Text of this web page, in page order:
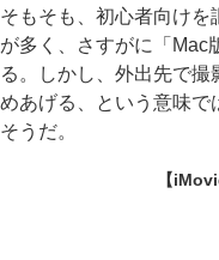
そもそも、初心者向け
が多く、さすがに「Mac
る。しかし、外出先で撮
めあげる、という意味で
そうだ。
【